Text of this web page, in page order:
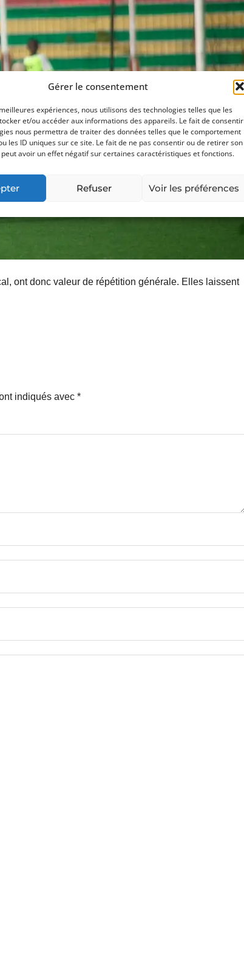
Gérer le consentement
expériences, nous utilisons des technologies telles que les
et/ou accéder aux informations des appareils. Le fait de consentir
nous permettra de traiter des données telles que le comportement
les ID uniques sur ce site. Le fait de ne pas consentir ou de retirer son
avoir un effet négatif sur certaines caractéristiques et fonctions.
Refuser Voir les préférences
ont donc valeur de répétition générale. Elles laissent
indiqués avec *